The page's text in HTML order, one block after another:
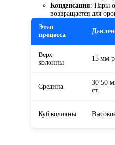
Конденсация: Пары
возвращается для
Этап
процесса
Верх
колонны
15 мм
Средина
30-50
ст.
Куб колонны